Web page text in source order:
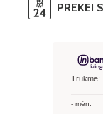
PREKEI